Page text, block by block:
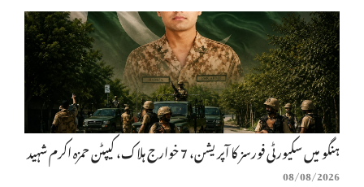
ہنگو میں سکیورٹی فورسز کا آپریشن، 7 خوارج ہلاک، کیپٹن حمزہ اکرم شہید
08/08/2026